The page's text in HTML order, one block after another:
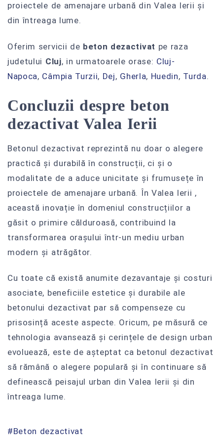
proiectele de amenajare urbană din Valea Ierii și
din întreaga lume.
Oferim servicii de beton dezactivat pe raza
judetului Cluj, in urmatoarele orase: Cluj-
Napoca, Câmpia Turzii‎, Dej, Gherla, Huedin, Turda.
Concluzii despre beton
dezactivat Valea Ierii
Betonul dezactivat reprezintă nu doar o alegere
practică și durabilă în construcții, ci și o
modalitate de a aduce unicitate și frumusețe în
proiectele de amenajare urbană. În Valea Ierii ,
această inovație în domeniul construcțiilor a
găsit o primire călduroasă, contribuind la
transformarea orașului într-un mediu urban
modern și atrăgător.
Cu toate că există anumite dezavantaje și costuri
asociate, beneficiile estetice și durabile ale
betonului dezactivat par să compenseze cu
prisosință aceste aspecte. Oricum, pe măsură ce
tehnologia avansează și cerințele de design urban
evoluează, este de așteptat ca betonul dezactivat
să rămână o alegere populară și în continuare să
definească peisajul urban din Valea Ierii și din
întreaga lume.
Beton dezactivat